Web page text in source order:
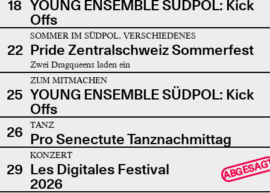
18 YOUNG ENSEMBLE SÜDPOL: Kick
Offs
22
SOMMER IM SÜDPOL, VERSCHIEDENES
Pride Zentralschweiz Sommerfest
Zwei Dragqueens laden ein
25
ZUM MITMACHEN
YOUNG ENSEMBLE SÜDPOL: Kick
Offs
26
TANZ
Pro Senectute Tanznachmittag
29
KONZERT
Les Digitales Festival
2026